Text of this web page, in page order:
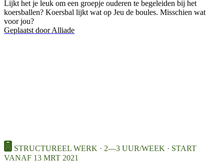
Lijkt het je leuk om een groepje ouderen te begeleiden bij het
koersballen? Koersbal lijkt wat op Jeu de boules. Misschien wat
voor jou?
Geplaatst door Alliade
STRUCTUREEL WERK · 2—3 UUR/WEEK · START
VANAF 13 MRT 2021